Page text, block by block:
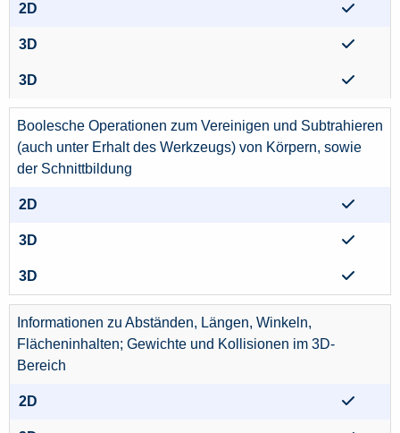
Boolesche Operationen zum Vereinigen und Subtrahieren
(auch unter Erhalt des Werkzeugs) von Körpern, sowie
der Schnittbildung
Informationen zu Abständen, Längen, Winkeln,
Flächeninhalten; Gewichte und Kollisionen im 3D-
Bereich